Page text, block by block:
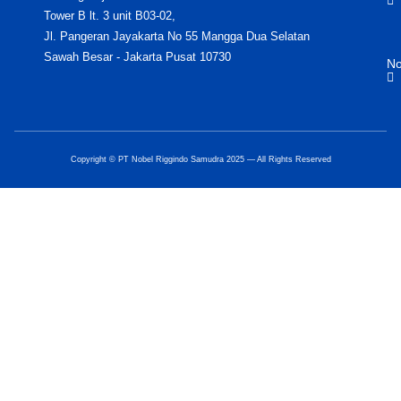
Tower B lt. 3 unit B03-02,
Jl. Pangeran Jayakarta No 55 Mangga Dua Selatan
Sawah Besar - Jakarta Pusat 10730
Copyright © PT Nobel Riggindo Samudra 2025 — All Rights Reserved